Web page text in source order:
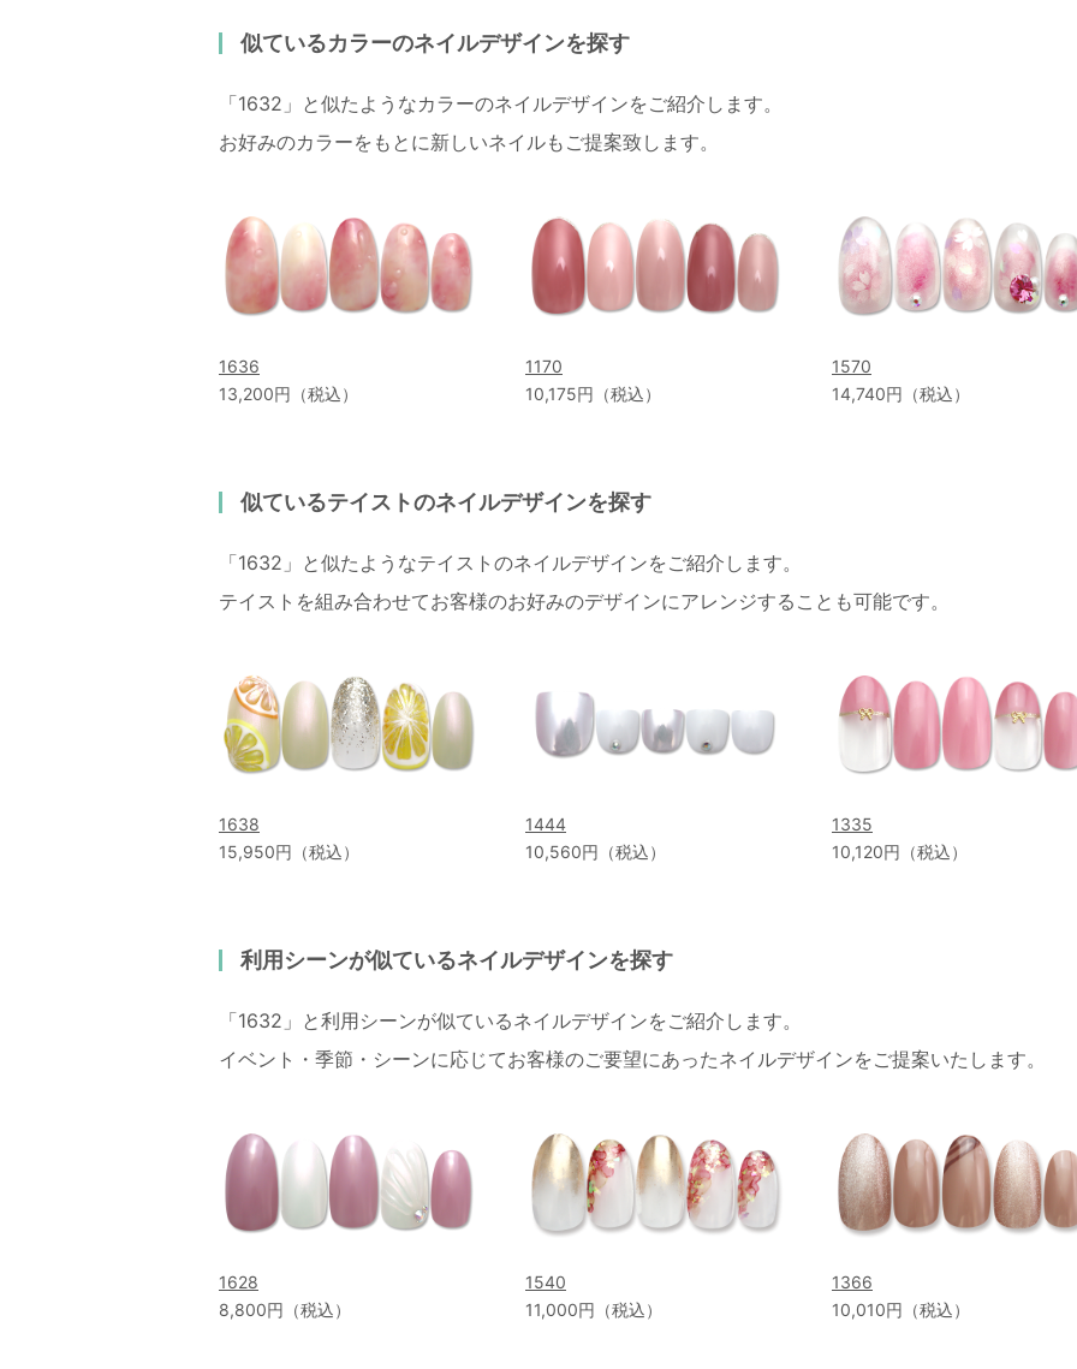
似ているカラーのネイルデザインを探す
「1632」と似たようなカラーのネイルデザインをご紹介します。
お好みのカラーをもとに新しいネイルもご提案致します。
1636
13,200円（税込）
1170
10,175円（税込）
1570
14,740円（税込）
似ているテイストのネイルデザインを探す
「1632」と似たようなテイストのネイルデザインをご紹介します。
テイストを組み合わせてお客様のお好みのデザインにアレンジすることも可能です。
1638
15,950円（税込）
1444
10,560円（税込）
1335
10,120円（税込）
利用シーンが似ているネイルデザインを探す
「1632」と利用シーンが似ているネイルデザインをご紹介します。
イベント・季節・シーンに応じてお客様のご要望にあったネイルデザインをご提案いたします。
1628
8,800円（税込）
1540
11,000円（税込）
1366
10,010円（税込）